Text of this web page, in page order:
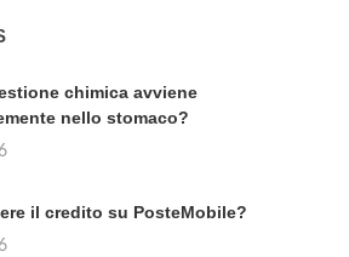
chimica avviene
nello stomaco?
il credito su PosteMobile?